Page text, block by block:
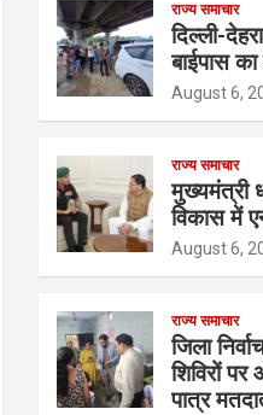
राज्य समाचार
दिल्ली-
बाईपास
August 6,
राज्य समाचार
मुख्यमंत्री
विकास में
August 6,
राज्य समाचार
जिला
शिविरों
पात्र